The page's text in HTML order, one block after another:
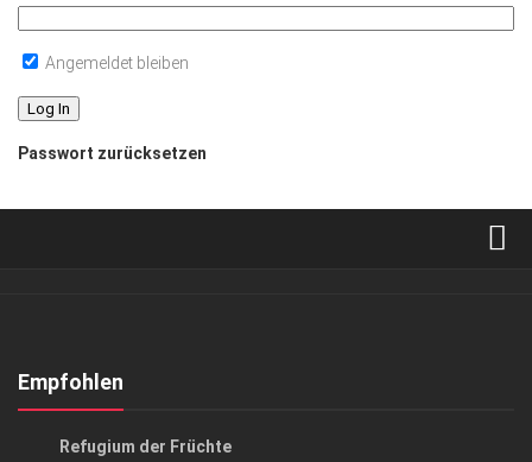
Angemeldet bleiben
Passwort zurücksetzen
Kontakt, Impressum
Empfohlen
Refugium der Früchte